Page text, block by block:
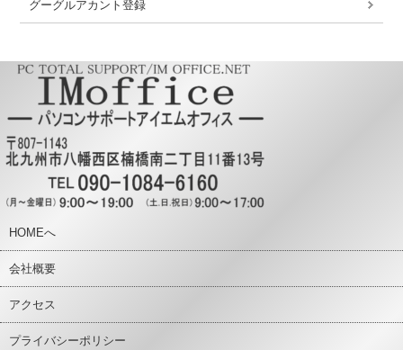
グーグルアカント登録
HOMEへ
会社概要
アクセス
プライバシーポリシー